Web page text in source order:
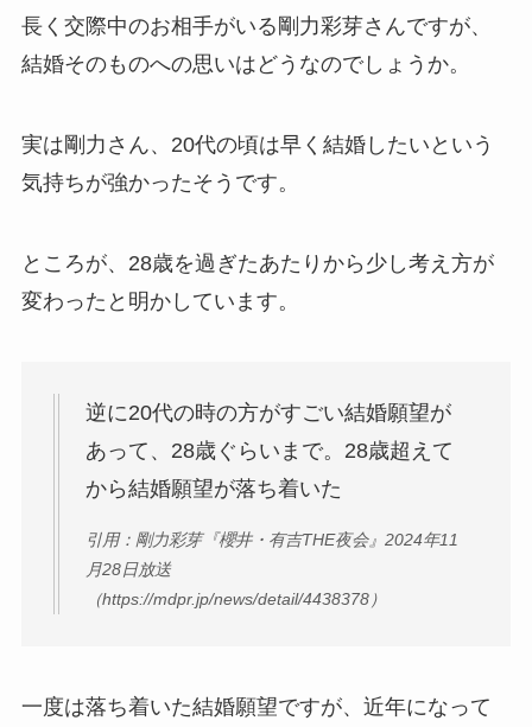
馴れ初めも調査！
滝沢カレンと旦那・太田光る
藤崎奈々子の旦那・森下一喜
はガンホーの社長で資産がヤ
しない理由は？馴れ初めや年
収に破局理由も調査！
あいのり桃の旦那・大西翔の
年収や仕事は？結婚相手との
長く交際中のお相手がいる剛力彩芽さんですが、
結婚そのものへの思いはどうなのでしょうか。
実は剛力さん、20代の頃は早く結婚したいという
気持ちが強かったそうです。
ところが、28歳を過ぎたあたりから少し考え方が
変わったと明かしています。
逆に20代の時の方がすごい結婚願望が
あって、28歳ぐらいまで。28歳超えて
から結婚願望が落ち着いた
引用：剛力彩芽『櫻井・有吉THE夜会』2024年11
月28日放送
（https://mdpr.jp/news/detail/4438378）
一度は落ち着いた結婚願望ですが、近年になって